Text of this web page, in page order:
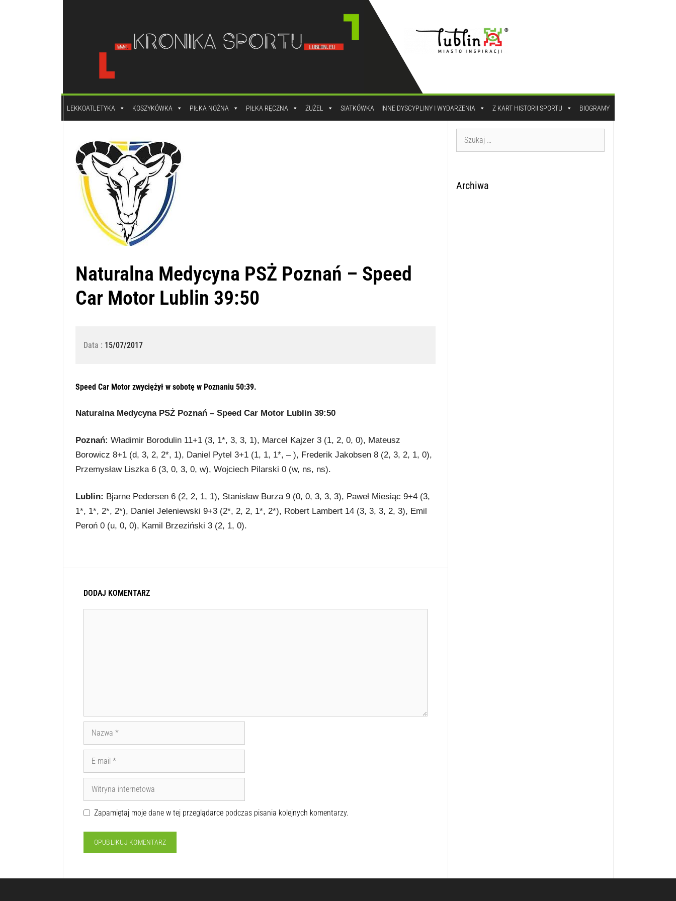
LEKKOATLETYKA KOSZYKÓWKA PIŁKA NOŻNA PIŁKA RĘCZNA ŻUŻEL SIATKÓWKA INNE DYSCYPLINY I WYDARZENIA Z KART HISTORII SPORTU BIOGRAMY
Naturalna Medycyna PSŻ Poznań – Speed
Car Motor Lublin 39:50
Data : 15/07/2017
Speed Car Motor zwyciężył w sobotę w Poznaniu 50:39.
Naturalna Medycyna PSŻ Poznań – Speed Car Motor Lublin 39:50
Poznań: Władimir Borodulin 11+1 (3, 1*, 3, 3, 1), Marcel Kajzer 3 (1, 2, 0, 0), Mateusz
Borowicz 8+1 (d, 3, 2, 2*, 1), Daniel Pytel 3+1 (1, 1, 1*, – ), Frederik Jakobsen 8 (2, 3, 2, 1, 0),
Przemysław Liszka 6 (3, 0, 3, 0, w), Wojciech Pilarski 0 (w, ns, ns).
Lublin: Bjarne Pedersen 6 (2, 2, 1, 1), Stanisław Burza 9 (0, 0, 3, 3, 3), Paweł Miesiąc 9+4 (3,
1*, 1*, 2*, 2*), Daniel Jeleniewski 9+3 (2*, 2, 2, 1*, 2*), Robert Lambert 14 (3, 3, 3, 2, 3), Emil
Peroń 0 (u, 0, 0), Kamil Brzeziński 3 (2, 1, 0).
DODAJ KOMENTARZ
Zapamiętaj moje dane w tej przeglądarce podczas pisania kolejnych komentarzy.
Archiwa